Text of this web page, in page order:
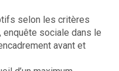
selon les critères
enquête sociale dans le
avant et